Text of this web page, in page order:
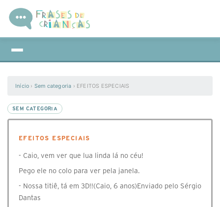
Início › Sem categoria › EFEITOS ESPECIAIS
SEM CATEGORIA
EFEITOS ESPECIAIS
- Caio, vem ver que lua linda lá no céu!
Pego ele no colo para ver pela janela.
- Nossa titiê, tá em 3D!!(Caio, 6 anos)Enviado pelo Sérgio
Dantas